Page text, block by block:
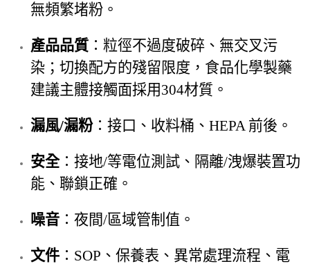
無頻繁堵粉。
產品品質 ：粒徑不過度破碎、無交叉污
染；切換配方的殘留限度，食品化學製藥
建議主體接觸面採用304材質。
漏風/漏粉：接口、收料桶、HEPA 前後。
安全：接地/等電位測試、隔離/洩爆裝置功
能、聯鎖正確。
噪音 ：夜間/區域管制值。
文件 ：SOP、保養表、異常處理流程、電